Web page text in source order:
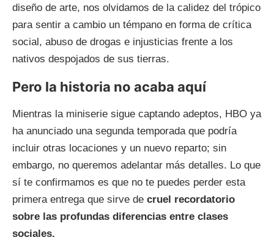
diseño de arte, nos olvidamos de la calidez del trópico
para sentir a cambio un témpano en forma de crítica
social, abuso de drogas e injusticias frente a los
nativos despojados de sus tierras.
Pero la historia no acaba aquí
Mientras la miniserie sigue captando adeptos, HBO ya
ha anunciado una segunda temporada que podría
incluir otras locaciones y un nuevo reparto; sin
embargo, no queremos adelantar más detalles. Lo que
sí te confirmamos es que no te puedes perder esta
primera entrega que sirve de cruel recordatorio
sobre las profundas diferencias entre clases
sociales.